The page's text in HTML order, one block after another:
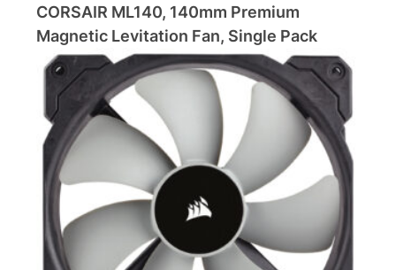
CORSAIR ML140, 140mm Premium
Magnetic Levitation Fan, Single Pack